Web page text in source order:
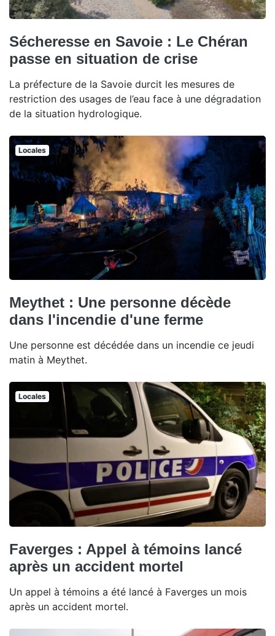
Sécheresse en Savoie : Le Chéran
passe en situation de crise
La préfecture de la Savoie durcit les mesures de
restriction des usages de l’eau face à une dégradation
de la situation hydrologique.
Locales
Meythet : Une personne décède
dans l'incendie d'une ferme
Une personne est décédée dans un incendie ce jeudi
matin à Meythet.
Locales
Faverges : Appel à témoins lancé
après un accident mortel
Un appel à témoins a été lancé à Faverges un mois
après un accident mortel.